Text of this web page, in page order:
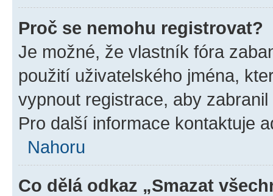
Proč se nemohu registrovat?
Je možné, že vlastník fóra
použití uživatelského jména,
vypnout registrace, aby
Pro další informace kontaktuje
Nahoru
Co dělá odkaz „Smazat